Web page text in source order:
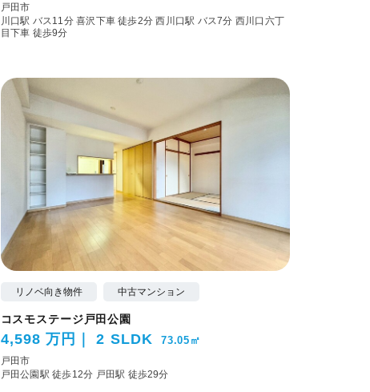
戸田市
川口駅 バス11分 喜沢下車 徒歩2分西川口駅 バス7分 西川口六丁
目下車 徒歩9分
リノベ向き物件 中古マンション
コスモステージ戸田公園
4,598 万円 2 SLDK 73.05㎡
戸田市
戸田公園駅 徒歩12分 戸田駅 徒歩29分